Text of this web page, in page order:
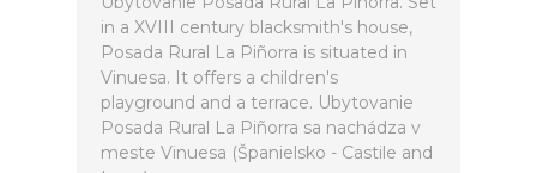
in a XVIII century blacksmith's house,
Posada Rural La Piñorra is situated in
Vinuesa. It offers a children's
playground and a terrace. Ubytovanie
Posada Rural La Piñorra sa nachádza v
meste Vinuesa (Španielsko - Castile and